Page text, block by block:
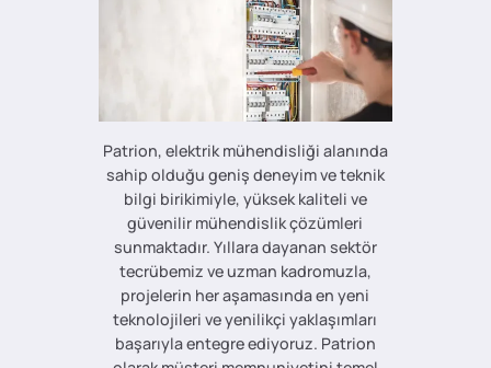
Patrion, elektrik mühendisliği alanında
sahip olduğu geniş deneyim ve teknik
bilgi birikimiyle, yüksek kaliteli ve
güvenilir mühendislik çözümleri
sunmaktadır. Yıllara dayanan sektör
tecrübemiz ve uzman kadromuzla,
projelerin her aşamasında en yeni
teknolojileri ve yenilikçi yaklaşımları
başarıyla entegre ediyoruz. Patrion